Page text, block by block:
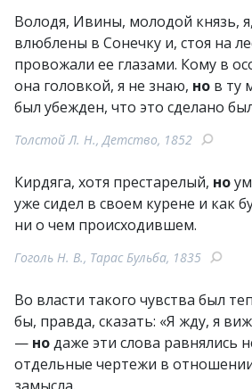
Володя, Ивины, молодой князь,
влюблены в Сонечку и, стоя на
провожали ее глазами. Кому в
она головкой, я не знаю, но в ту
был убежден, что это сделано
Толстой Л. Н., Детство, 1852
Кирдяга, хотя престарелый, но
уже сидел в своем курене и как
ни о чем происходившем.
Гоголь Н. В., Тарас Бульба, 1835
Во власти такого чувства был
бы, правда, сказать: «Я жду, я
— нодаже эти слова равнялись
отдельные чертежи в